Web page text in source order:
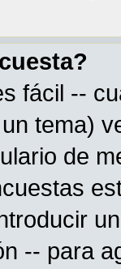
fácil --
tema)
de
-- para